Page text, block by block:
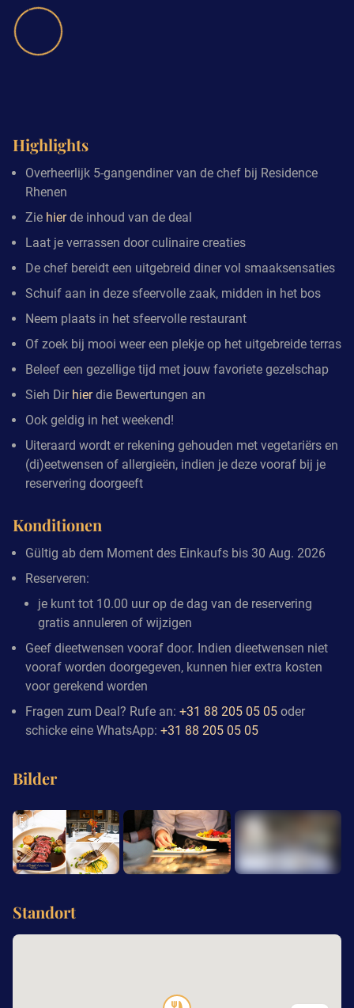
Highlights
Overheerlijk 5-gangendiner van de chef bij Residence
Rhenen
Zie hierde inhoud van de deal
Laat je verrassen door culinaire creaties
De chef bereidt een uitgebreid diner vol smaaksensaties
Schuif aan in deze sfeervolle zaak, midden in het bos
Neem plaats in het sfeervolle restaurant
Of zoek bij mooi weer een plekje op het uitgebreide terras
Beleef een gezellige tijd met jouw favoriete gezelschap
Sieh Dir hierdie Bewertungen an
Ook geldig in het weekend!
Uiteraard wordt er rekening gehouden met vegetariërs en
(di)eetwensen of allergieën, indien je deze vooraf bij je
reservering doorgeeft
Konditionen
Gültig ab dem Moment des Einkaufs bis 30 Aug. 2026
Reserveren:
je kunt tot 10.00 uur op de dag van de reservering
gratis annuleren of wijzigen
Geef dieetwensen vooraf door. Indien dieetwensen niet
vooraf worden doorgegeven, kunnen hier extra kosten
voor gerekend worden
Fragen zum Deal? Rufe an: +31 88 205 05 05 oder
schicke eine WhatsApp: +31 88 205 05 05
Bilder
Standort